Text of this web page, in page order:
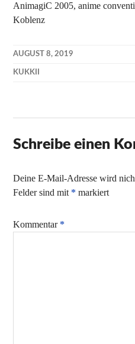
AnimagiC 2005, anime
Koblenz
AUGUST 8, 2019
KUKKII
Schreibe einen
Deine E-Mail-Adresse wird
Felder sind mit * markiert
Kommentar *